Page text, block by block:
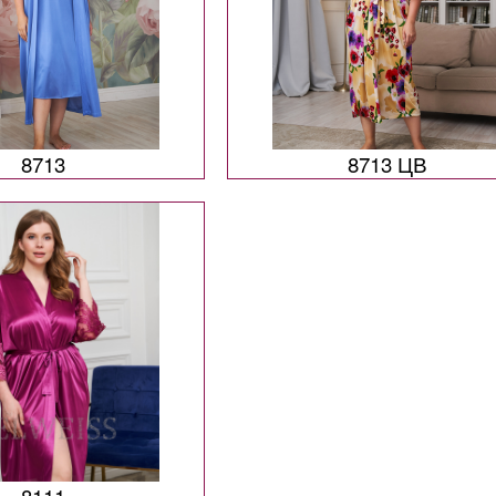
8713 8713 ЦВ